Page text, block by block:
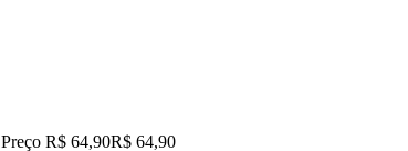
Preço R$ 64,90R$ 64,90